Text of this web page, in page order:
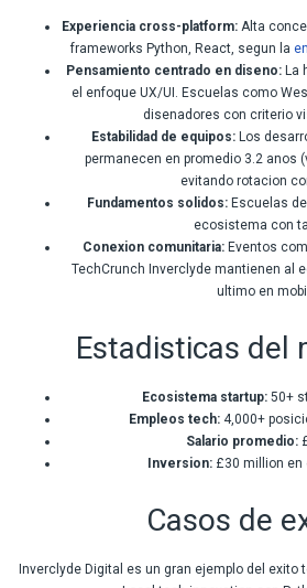
Experiencia cross-platform:Alta
frameworks Python, React, segun la
Pensamiento centrado en diseno:La
el enfoque UX/UI. Escuelas como
disenadores con criterio
Estabilidad de equipos: Los
permanecen en promedio 3.2 anos
evitando rotacion
Fundamentos solidos: Escuelas
ecosistema con
Conexion comunitaria:Eventos
TechCrunch Inverclyde mantienen al
ultimo en
Estadisticas del
Ecosistema startup:50+
Empleos tech: 4,000+
Salario promedio:
Inversion:£30 million en
Casos de
Inverclyde Digital es un gran ejemplo del exito